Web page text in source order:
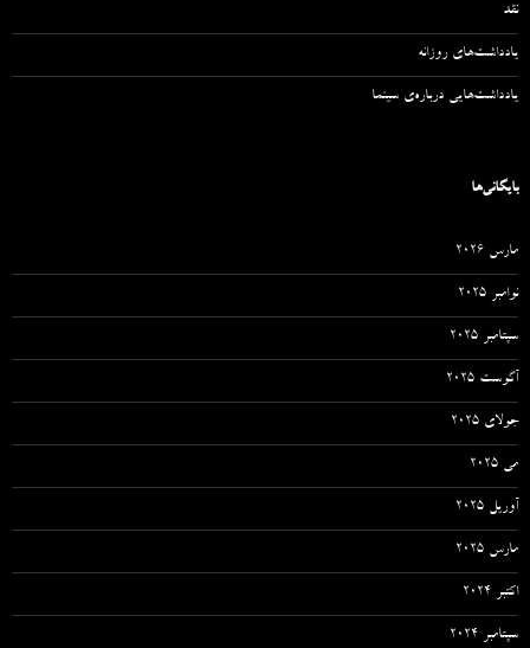
نقد
یادداشت‌های روزانه
یادداشت‌هایی درباره‌ی سینما
بایگانی‌ها
مارس 2026
نوامبر 2025
سپتامبر 2025
آگوست 2025
جولای 2025
می 2025
آوریل 2025
مارس 2025
اکتبر 2024
سپتامبر 2024